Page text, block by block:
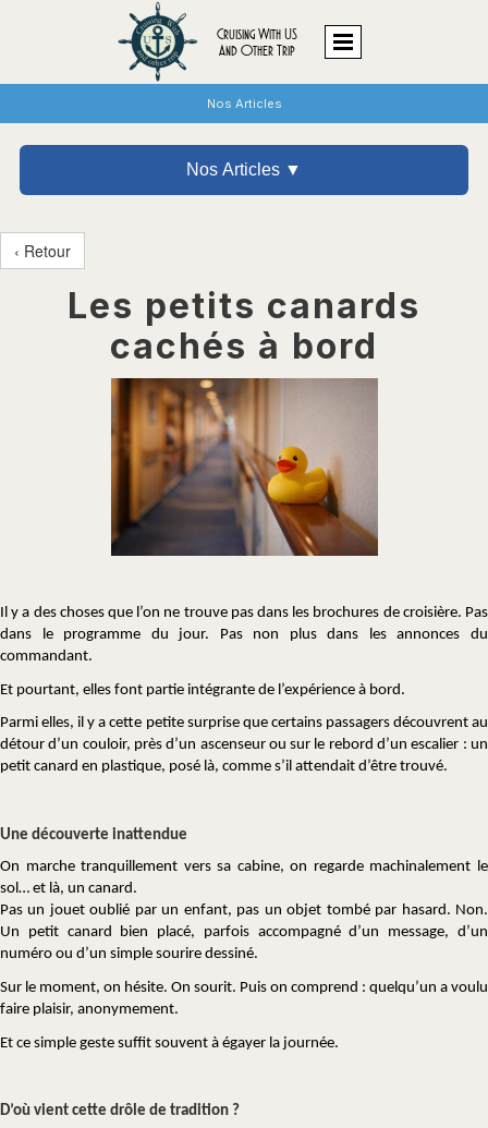
Cruising With US
And Other Trip
Nos Articles
Nos Articles ▼
‹ Retour
Les petits canards
cachés à bord
Il y a des choses que l’on ne trouve pas dans les brochures de croisière. Pas
dans le programme du jour. Pas non plus dans les annonces du
commandant.
Et pourtant, elles font partie intégrante de l’expérience à bord.
Parmi elles, il y a cette petite surprise que certains passagers découvrent au
détour d’un couloir, près d’un ascenseur ou sur le rebord d’un escalier : un
petit canard en plastique, posé là, comme s’il attendait d’être trouvé.
Une découverte inattendue
On marche tranquillement vers sa cabine, on regarde machinalement le
sol… et là, un canard.
Pas un jouet oublié par un enfant, pas un objet tombé par hasard. Non.
Un petit canard bien placé, parfois accompagné d’un message, d’un
numéro ou d’un simple sourire dessiné.
Sur le moment, on hésite. On sourit. Puis on comprend : quelqu’un a voulu
faire plaisir, anonymement.
Et ce simple geste suffit souvent à égayer la journée.
D’où vient cette drôle de tradition ?